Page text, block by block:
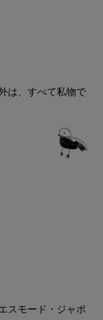
は、すべて私物で
スモード・ジャポ